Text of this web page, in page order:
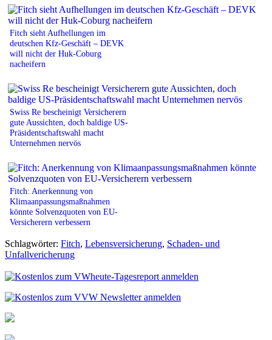
Fitch sieht Aufhellungen im
deutschen Kfz-Geschäft – DEVK
will nicht der Huk-Coburg
nacheifern
Swiss Re bescheinigt Versicherern
gute Aussichten, doch baldige US-
Präsidentschaftswahl macht
Unternehmen nervös
Fitch: Anerkennung von
Klimaanpassungsmaßnahmen
könnte Solvenzquoten von EU-
Versicherern verbessern
Schlagwörter: Fitch, Lebensversicherung, Schaden- und
Unfallvericherung